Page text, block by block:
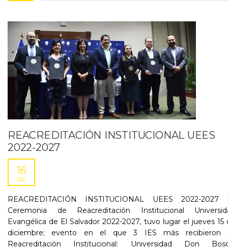
REACREDITACIÓN INSTITUCIONAL UEES
2022-2027
16
DIC
REACREDITACIÓN INSTITUCIONAL UEES 2022-2027
Ceremonia de Reacreditación Institucional
Evangélica de El Salvador 2022-2027, tuvo lugar el jueves 15
diciembre; evento en el que 3 IES más recibieron
Reacreditación Institucional: Universidad Don